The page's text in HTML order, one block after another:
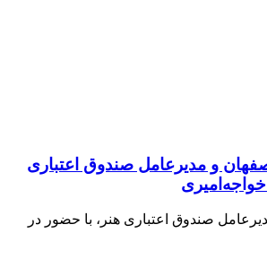
و مدیرعامل صندوق اعتباری
صندوق اعتباری هنر، با حضور در